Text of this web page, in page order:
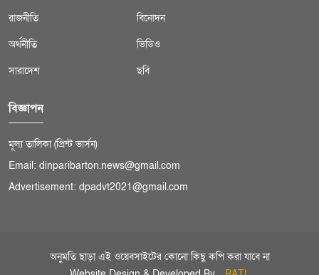
রাজনীতি
অর্থনীতি
সারাদেশ
বিনোদন
ভিডিও
ছবি
বিজ্ঞাপন
মূল্য তালিকা (প্রিন্ট ভার্সন)
Email: dinparibarton.news@gmail.com
Advertisement: dpadvt2021@gmail.com
অনুমতি ছাড়া এই ওয়েবসাইটের কোনো কিছু কপি করা যাবে না